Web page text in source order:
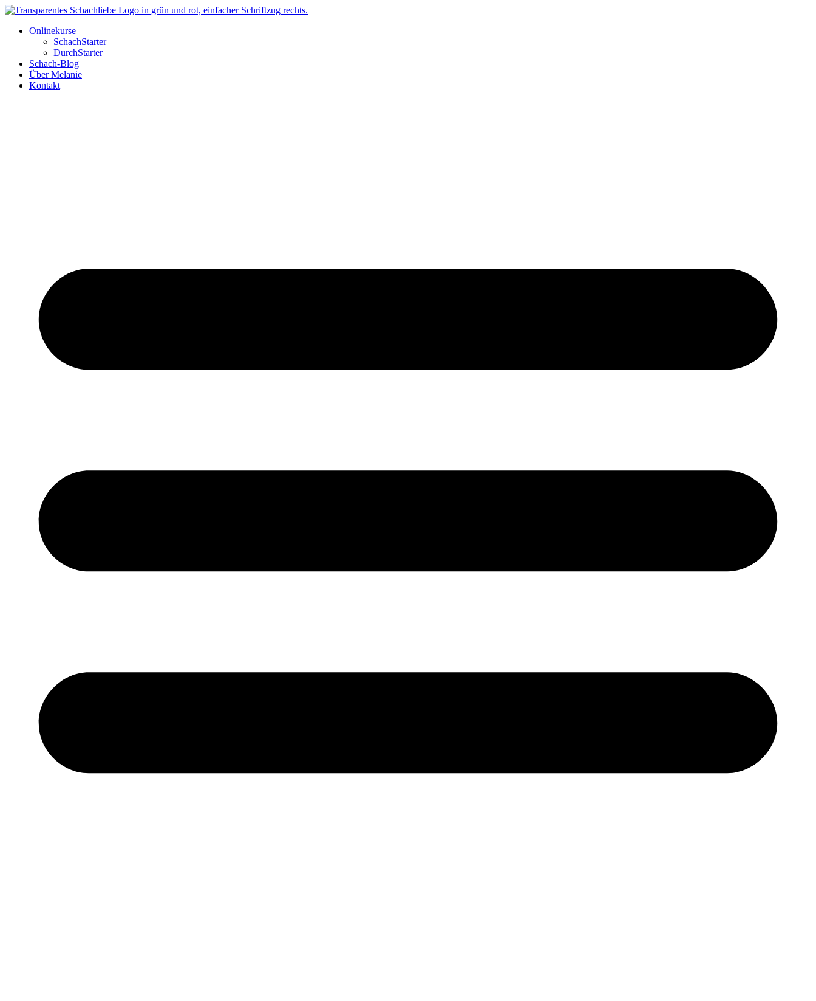
Zum
wechselnOnlinekurse
SchachStarter
DurchStarter
Schach-Blog
Über Melanie
Kontakt